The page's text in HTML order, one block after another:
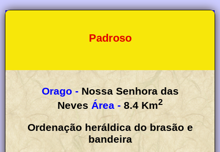
Padroso
Orago - Nossa Senhora das
Neves Área - 8.4 Km2
Ordenação heráldica do brasão e
bandeira